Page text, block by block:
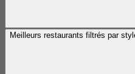
Meilleurs restaurants filtrés par